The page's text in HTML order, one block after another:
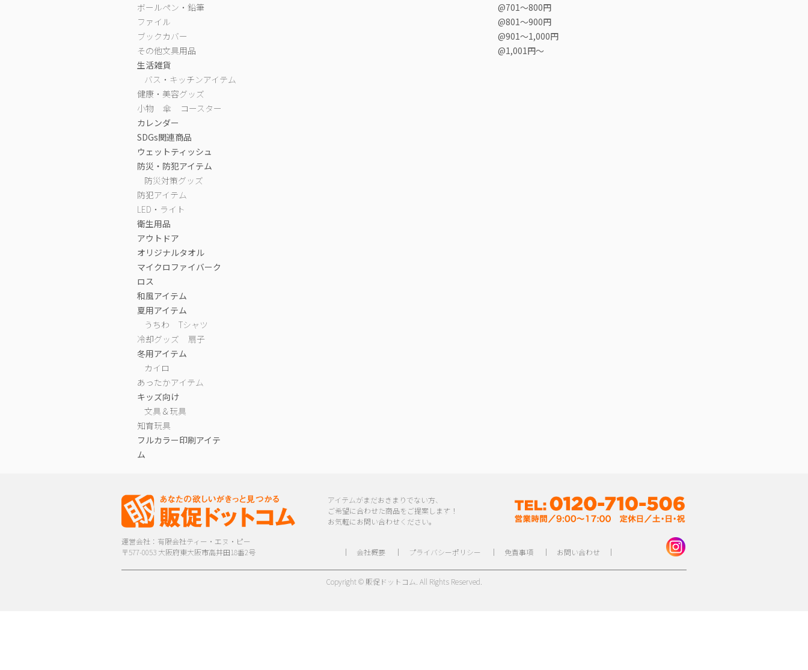
ボールペン・鉛筆
ファイル
ブックカバー
その他文具用品
生活雑貨
バス・キッチンアイテム
健康・美容グッズ
小物
傘
コースター
カレンダー
SDGs関連商品
ウェットティッシュ
防災・防犯アイテム
防災対策グッズ
防犯アイテム
LED・ライト
衛生用品
アウトドア
オリジナルタオル
マイクロファイバーク
ロス
和風アイテム
夏用アイテム
うちわ
Tシャツ
冷却グッズ
扇子
冬用アイテム
カイロ
あったかアイテム
キッズ向け
文具＆玩具
知育玩具
フルカラー印刷アイテ
ム
@701〜800円
@801〜900円
@901〜1,000円
@1,001円〜
アイテムがまだおきまりでない方、
ご希望に合わせた商品をご提案します！
お気軽にお問い合わせください。
運営会社：有限会社ティー・エヌ・ピー
〒577-0053 大阪府東大阪市高井田18番2号
｜ 会社概要｜ プライバシーポリシー ｜ 免責事項｜ お問い合わせ ｜
Copyright © 販促ドットコム. All Rights Reserved.